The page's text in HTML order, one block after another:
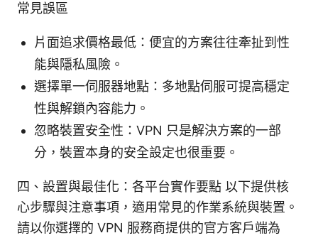
常見誤區
片面追求價格最低：便宜的方案往往牽扯到性
能與隱私風險。
選擇單一伺服器地點：多地點伺服可提高穩定
性與解鎖內容能力。
忽略裝置安全性：VPN 只是解決方案的一部
分，裝置本身的安全設定也很重要。
四、設置與最佳化：各平台實作要點 以下提供核
心步驟與注意事項，適用常見的作業系統與裝置。
請以你選擇的 VPN 服務商提供的官方客戶端為